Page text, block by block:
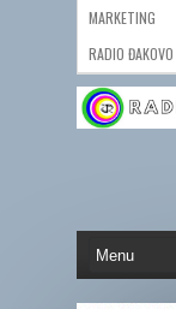
MARKETING
RADIO ĐAKOVO